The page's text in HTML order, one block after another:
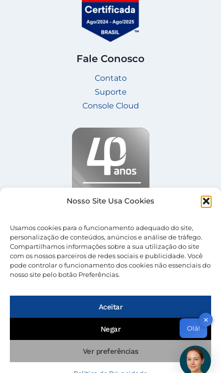
Nosso Site Usa Cookies
Usamos cookies para o funcionamento adequado do site,
personalização de conteúdos, anúncios e análise de tráfego.
Compartilhamos informações sobre a sua utilização do site
com os nossos parceiros de redes sociais e publicidade. Você
pode controlar o funcionamento dos cookies não essenciais do
nosso site pelo botão Preferências.
Aceitar
Negar
Ver preferências
Fale Conosco
Contato
Suporte
Console Cloud
© 2026 Nevolus |Termos de Uso
✕
Olá!